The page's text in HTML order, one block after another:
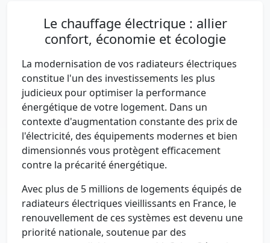
Le chauffage électrique : allier
confort, économie et écologie
La modernisation de vos radiateurs électriques
constitue l'un des investissements les plus
judicieux pour optimiser la performance
énergétique de votre logement. Dans un
contexte d'augmentation constante des prix de
l'électricité, des équipements modernes et bien
dimensionnés vous protègent efficacement
contre la précarité énergétique.
Avec plus de 5 millions de logements équipés de
radiateurs électriques vieillissants en France, le
renouvellement de ces systèmes est devenu une
priorité nationale, soutenue par des